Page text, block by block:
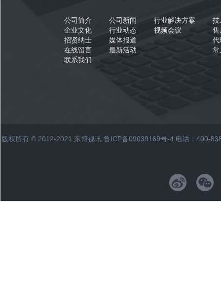
公司简介
企业文化
招贤纳士
在线留言
联系我们
公司新闻
行业动态
媒体报道
最新活动
行业解决方案
视频会议
技
售
代
常
版权所有 © 2012-2021 东博视讯 鲁ICP备09039169号-4电话：400-